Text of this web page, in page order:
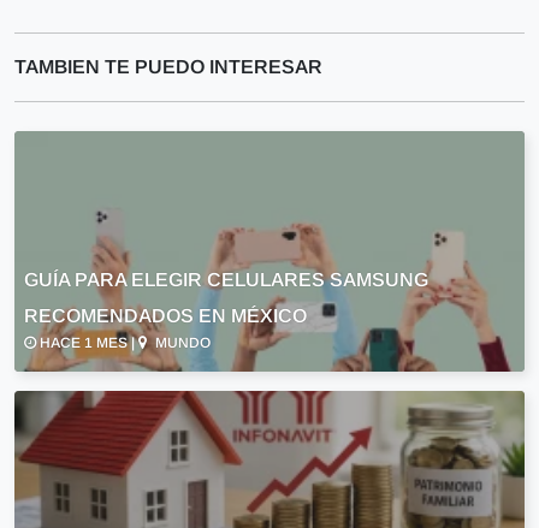
TAMBIEN TE PUEDO INTERESAR
GUÍA PARA ELEGIR CELULARES SAMSUNG
RECOMENDADOS EN MÉXICO
HACE 1 MES | MUNDO